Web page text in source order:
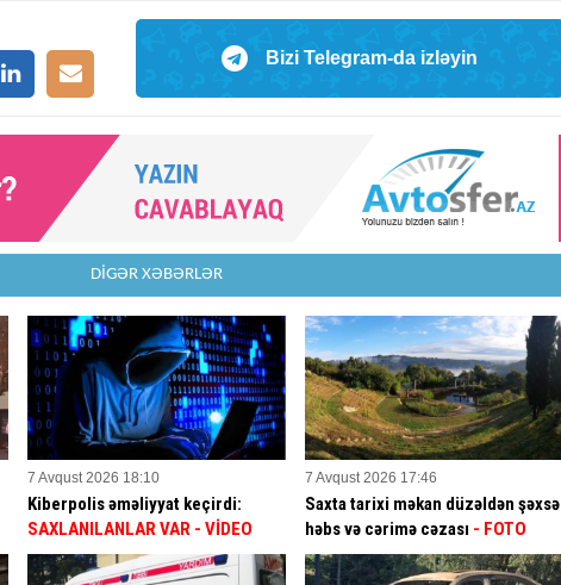
Bizi Telegram-da izləyin
DİGƏR XƏBƏRLƏR
7 Avqust 2026 18:10
Kiberpolis əməliyyat keçirdi:
SAXLANILANLAR VAR - VİDEO
7 Avqust 2026 17:46
Saxta tarixi məkan düzəldən şəxsə
həbs və cərimə cəzası - FOTO